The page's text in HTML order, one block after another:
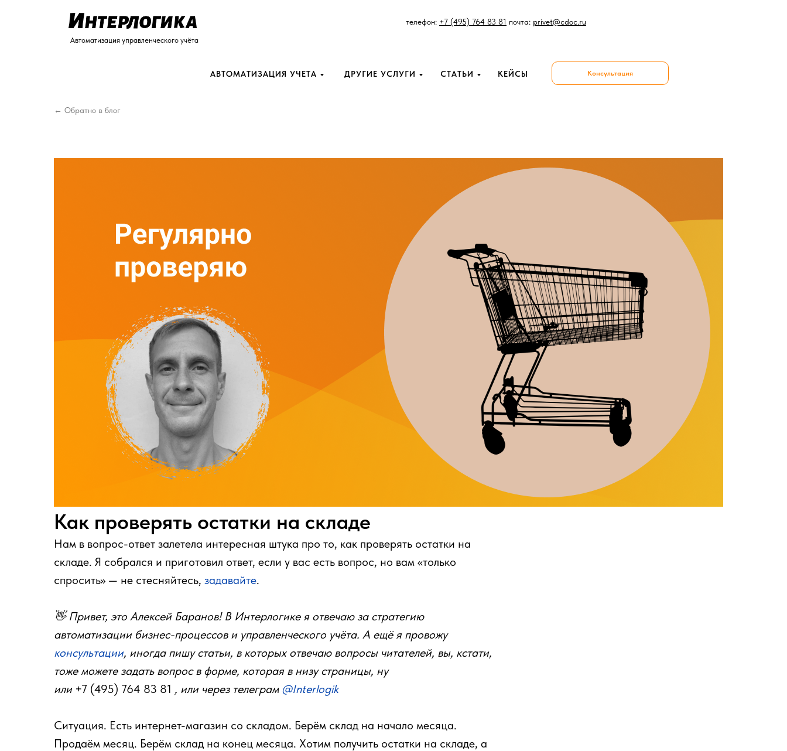
телефон: +7 (495) 764 83 81 почта: privet@cdoc.ru
Консультация
Автоматизация управленческого учёта
КЕЙСЫ
СТАТЬИ
ДРУГИЕ УСЛУГИ
АВТОМАТИЗАЦИЯ УЧЕТА
← Обратно в блог
Как проверять остатки на складе
Нам в вопрос-ответ залетела интересная штука про то, как проверять остатки на
складе. Я собрался и приготовил ответ, если у вас есть вопрос, но вам «только
спросить» — не стесняйтесь, задавайте.
👋 Привет, это Алексей Баранов! В Интерлогике я отвечаю за стратегию
автоматизации бизнес-процессов и управленческого учёта. А ещё я провожу
консультации, иногда пишу статьи, в которых отвечаю вопросы читателей, вы, кстати,
тоже можете задать вопрос в форме, которая в низу страницы, ну
или +7 (495) 764 83 81 , или через телеграм @Interlogik
Ситуация. Есть интернет-магазин со складом. Берём склад на начало месяца.
Продаём месяц. Берём склад на конец месяца. Хотим получить остатки на складе, а